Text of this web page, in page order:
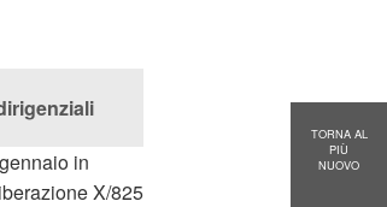
in
X/825
TORNA AL
PIÙ
NUOVO